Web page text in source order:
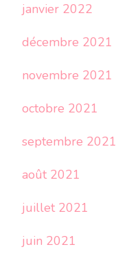
janvier 2022
décembre 2021
novembre 2021
octobre 2021
septembre 2021
août 2021
juillet 2021
juin 2021